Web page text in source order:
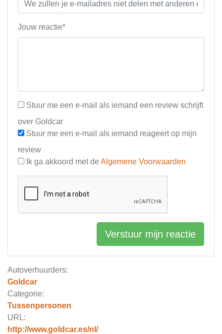
Autoverhuurders:
Goldcar
Categorie:
Tussenpersonen
URL:
http://www.goldcar.es/nl/
Jouw reactie*
Stuur me een e-mail als iemand een review schrijft
over Goldcar
Stuur me een e-mail als iemand reageert op mijn
review
Ik ga akkoord met de Algemene Voorwaarden
Verstuur mijn reactie